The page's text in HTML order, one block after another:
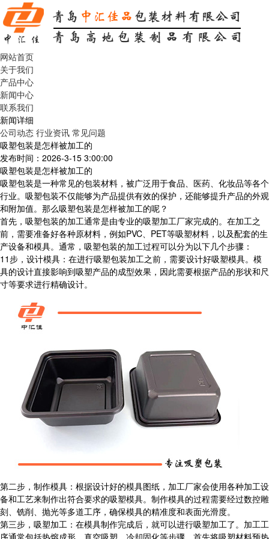
网站首页
关于我们
产品中心
新闻中心
联系我们
新闻详细
公司动态 行业资讯 常见问题
吸塑包装是怎样被加工的
发布时间：2026-3-15 3:00:00
吸塑包装是怎样被加工的
吸塑包装是一种常见的包装材料，被广泛用于食品、医药、化妆品等各个
行业。吸塑包装不仅能够为产品提供有效的保护，还能够提升产品的外观
和附加值。那么吸塑包装是怎样被加工的呢？
首先，吸塑包装的加工通常是由专业的吸塑加工厂家完成的。在加工之
前，需要准备好各种原材料，例如PVC、PET等吸塑材料，以及配套的生
产设备和模具。通常，吸塑包装的加工过程可以分为以下几个步骤：
11步，设计模具：在进行吸塑包装加工之前，需要设计好吸塑模具。模
具的设计直接影响到吸塑产品的成型效果，因此需要根据产品的形状和尺
寸等要求进行精确设计。
第二步，制作模具：根据设计好的模具图纸，加工厂家会使用各种加工设
备和工艺来制作出符合要求的吸塑模具。制作模具的过程需要经过数控雕
刻、铣削、抛光等多道工序，确保模具的精准度和表面光滑度。
第三步，吸塑加工：在模具制作完成后，就可以进行吸塑加工了。加工工
序通常包括热熔成形、真空吸塑、冷却固化等步骤。首先将吸塑材料预热